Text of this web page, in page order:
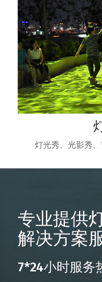
灯光秀、光影秀
专业提供
解决方案
7*24小时服务